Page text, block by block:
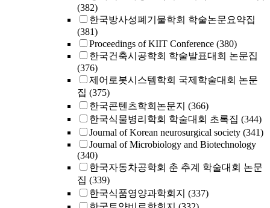
(382)
한국방사성폐기물학회 학술논문요약집
(381)
Proceedings of KIIT Conference (380)
한국건축시공학회 학술발표대회 논문집
(376)
제어로봇시스템학회 국제학술대회 논문
집 (375)
한국콘텐츠학회논문지 (366)
한국식물병리학회 학술대회 초록집 (344)
Journal of Korean neurosurgical society (341)
Journal of Microbiology and Biotechnology
(340)
한국자동차공학회 춘 추계 학술대회 논문
집 (339)
한국식품영양과학회지 (337)